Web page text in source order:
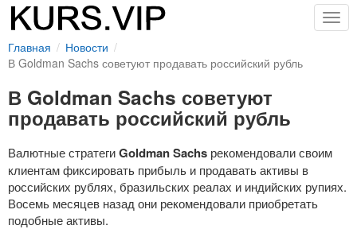
Главная
Новости
В Goldman Sachs советуют продавать российский рубль
В Goldman Sachs советуют
продавать российский рубль
Валютные стратегиGoldman Sachs рекомендовали своим
клиентам фиксировать прибыль и продавать активы в
российских рублях, бразильских реалах и индийских рупиях.
Восемь месяцев назад они рекомендовали приобретать
подобные активы.